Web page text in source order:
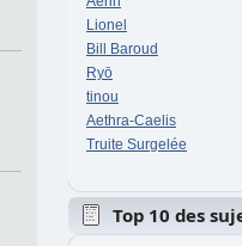
Lionel
Bill Baroud
Ryō
tinou
Aethra-Caelis
Truite Surgelée
Top 10 des